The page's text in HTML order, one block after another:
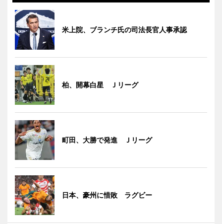
米上院、ブランチ氏の司法長官人事承認
柏、開幕白星 Ｊリーグ
町田、大勝で発進 Ｊリーグ
日本、豪州に惜敗 ラグビー